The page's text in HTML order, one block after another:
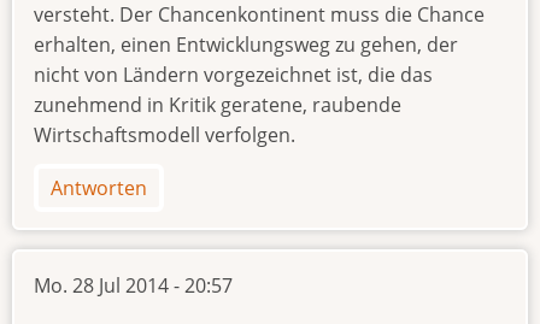
versteht. Der Chancenkontinent muss die Chance
erhalten, einen Entwicklungsweg zu gehen, der
nicht von Ländern vorgezeichnet ist, die das
zunehmend in Kritik geratene, raubende
Wirtschaftsmodell verfolgen.
Antworten
Mo. 28 Jul 2014 - 20:57